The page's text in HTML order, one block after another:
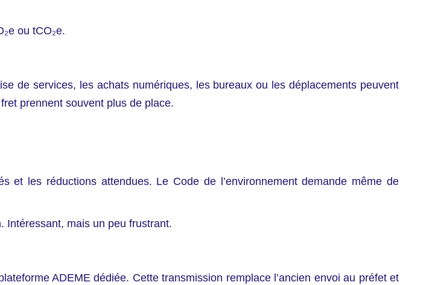
ou tCO₂e.
de services, les achats numériques, les bureaux ou les déplacements peuvent
prennent souvent plus de place.
et les réductions attendues. Le Code de l’environnement demande même de
Intéressant, mais un peu frustrant.
ADEME dédiée. Cette transmission remplace l’ancien envoi au préfet et